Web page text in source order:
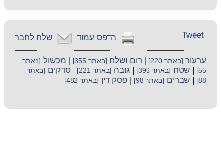
שלח לחבר הדפס עמוד Tweet
ערעור [באתר 220] רום ושלח [באתר 355] מכשול [באתר
55]
|שטח [באתר 396] |גובה [באתר 221] |סדקים [באתר
88]
|שברים [באתר 98] |פסק דין [באתר 482]